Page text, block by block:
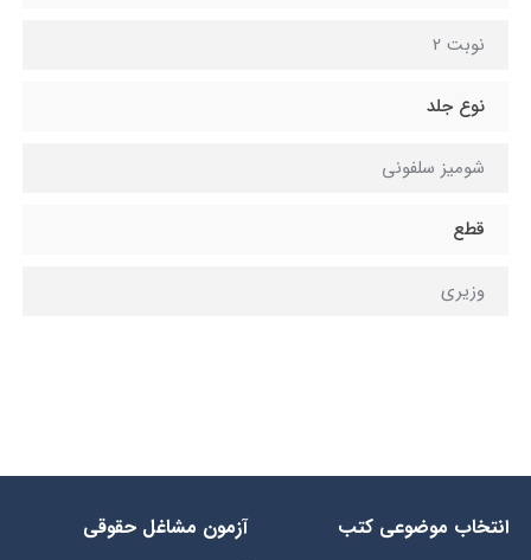
نوبت 2
نوع جلد
شومیز سلفونی
قطع
وزيري
انتخاب​ موضوعي​ کتب آزمون مشاغل حقوقی